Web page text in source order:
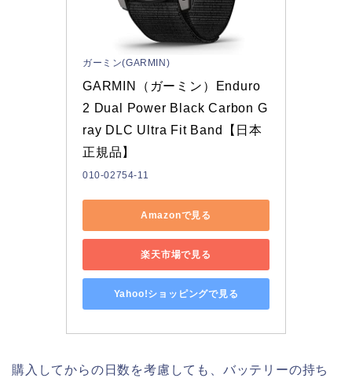
ガーミン(GARMIN)
GARMIN（ガーミン）Enduro
2 Dual Power Black Carbon G
ray DLC Ultra Fit Band【日本
正規品】
010-02754-11
Amazonで見る
楽天市場で見る
Yahoo!ショッピングで見る
購入してからの日数を考慮しても、バッテリーの持ち